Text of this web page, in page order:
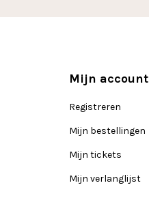
Mijn account
Registreren
Mijn bestellingen
Mijn tickets
Mijn verlanglijst